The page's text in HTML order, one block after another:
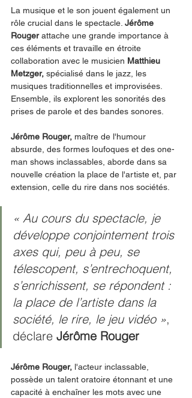
La musique et le son jouent également un
rôle crucial dans le spectacle. Jérôme
Rouger attache une grande importance à
ces éléments et travaille en étroite
collaboration avec le musicien Matthieu
Metzger, spécialisé dans le jazz, les
musiques traditionnelles et improvisées.
Ensemble, ils explorent les sonorités des
prises de parole et des bandes sonores.
Jérôme Rouger, maître de l'humour
absurde, des formes loufoques et des one-
man shows inclassables, aborde dans sa
nouvelle création la place de l'artiste et, par
extension, celle du rire dans nos sociétés.
« Au cours du spectacle, je
développe conjointement trois
axes qui, peu à peu, se
télescopent, s’entrechoquent,
s’enrichissent, se répondent :
la place de l’artiste dans la
société, le rire, le jeu vidéo »,
déclare Jérôme Rouger
Jérôme Rouger, l'acteur inclassable,
possède un talent oratoire étonnant et une
capacité à enchaîner les mots avec une